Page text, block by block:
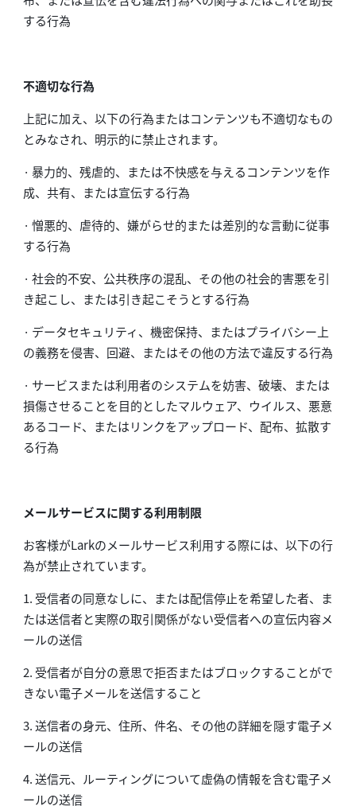
する行為
不適切な行為
上記に加え、以下の行為またはコンテンツも不適切なもの
とみなされ、明示的に禁止されます。
· 暴力的、残虐的、または不快感を与えるコンテンツを作
成、共有、または宣伝する行為
· 憎悪的、虐待的、嫌がらせ的または差別的な言動に従事
する行為
· 社会的不安、公共秩序の混乱、その他の社会的害悪を引
き起こし、または引き起こそうとする行為
· データセキュリティ、機密保持、またはプライバシー上
の義務を侵害、回避、またはその他の方法で違反する行為
· サービスまたは利用者のシステムを妨害、破壊、または
損傷させることを目的としたマルウェア、ウイルス、悪意
あるコード、またはリンクをアップロード、配布、拡散す
る行為
メールサービスに関する利用制限
お客様がLarkのメールサービス利用する際には、以下の行
為が禁止されています。
1. 受信者の同意なしに、または配信停止を希望した者、ま
たは送信者と実際の取引関係がない受信者への宣伝内容メ
ールの送信
2. 受信者が自分の意思で拒否またはブロックすることがで
きない電子メールを送信すること
3. 送信者の身元、住所、件名、その他の詳細を隠す電子メ
ールの送信
4. 送信元、ルーティングについて虚偽の情報を含む電子メ
ールの送信